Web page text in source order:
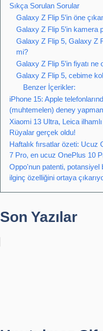
Sıkça Sorulan Sorular
Galaxy Z Flip 5’in öne
Galaxy Z Flip 5’in kamera
Galaxy Z Flip 5, Galaxy Z
mi?
Galaxy Z Flip 5’in fiyatı ne
Galaxy Z Flip 5, cebime
Benzer İçerikler:
iPhone 15: Apple
(muhtemelen) deney
Xiaomi 13 Ultra, Leica
Rüyalar gerçek oldu!
Haftalık fırsatlar özeti:
7 Pro, en ucuz OnePlus 10
Oppo'nun patenti, potansiyel
ilginç özelliğini ortaya
Son Yazılar